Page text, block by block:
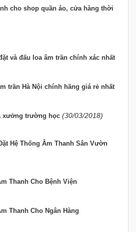
cho shop quần áo, cửa hàng thời
và đấu loa âm trần chính xác nhất
trần Hà Nội chính hãng giá rẻ nhất
xưởng trường học (30/03/2018)
Hệ Thống Âm Thanh Sân Vườn
Thanh Cho Bệnh Viện
Thanh Cho Ngân Hàng